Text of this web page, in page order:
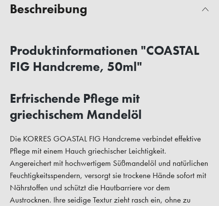
Beschreibung
Produktinformationen "COASTAL
FIG Handcreme, 50ml"
Erfrischende Pflege mit
griechischem Mandelöl
Die KORRES GOASTAL FIG Handcreme verbindet effektive
Pflege mit einem Hauch griechischer Leichtigkeit.
Angereichert mit hochwertigem Süßmandelöl und natürlichen
Feuchtigkeitsspendern, versorgt sie trockene Hände sofort mit
Nährstoffen und schützt die Hautbarriere vor dem
Austrocknen. Ihre seidige Textur zieht rasch ein, ohne zu